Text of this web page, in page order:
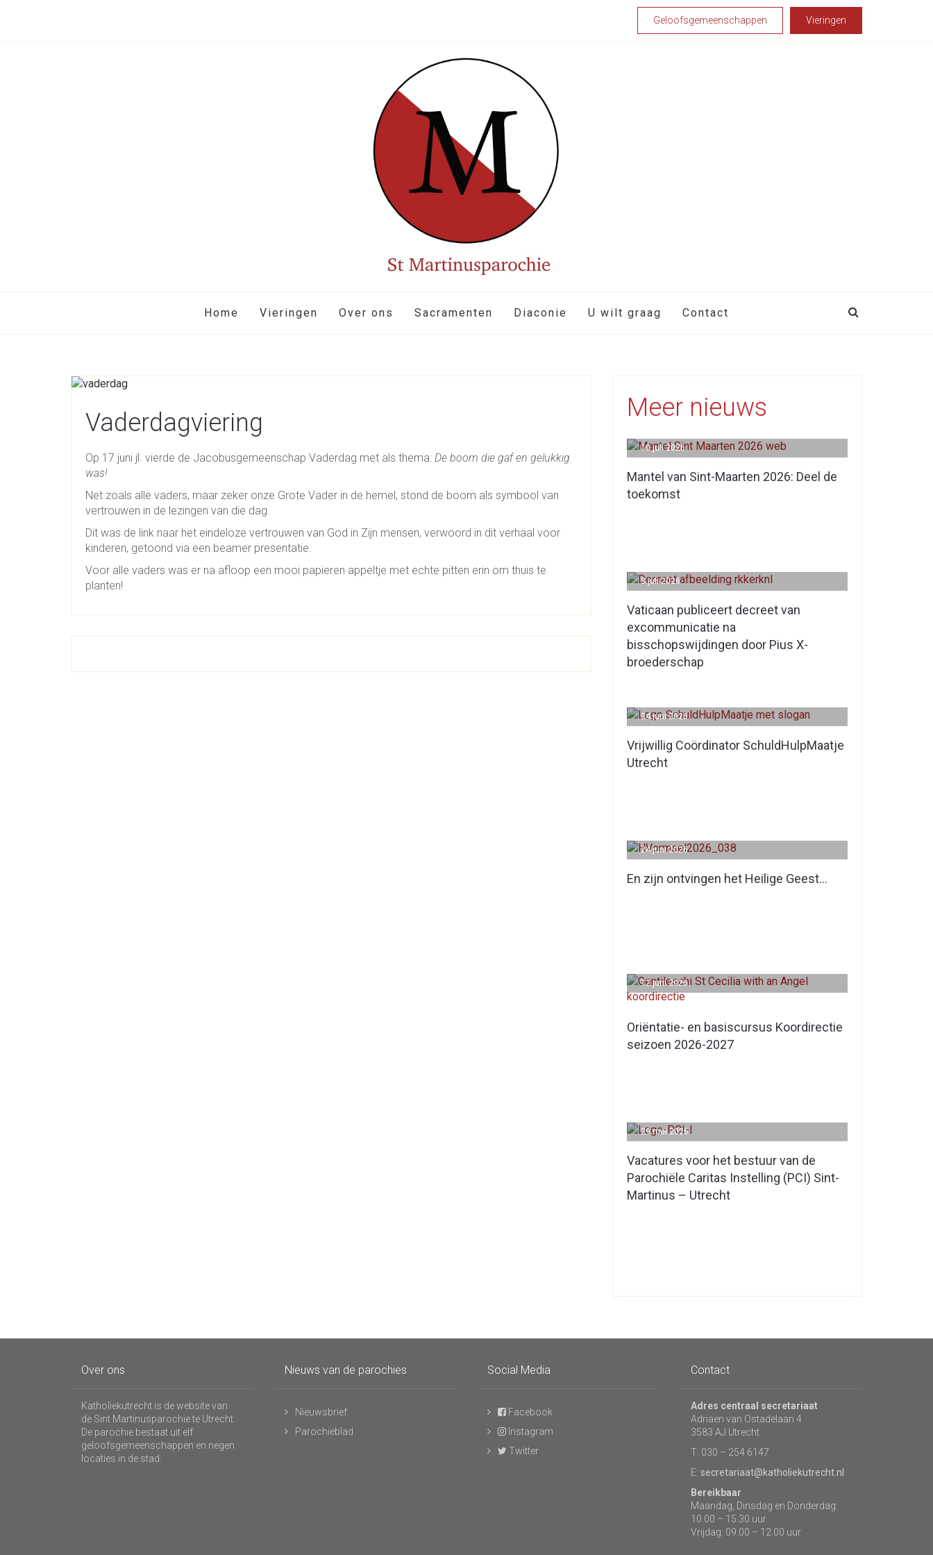
Geloofsgemeenschappen Vieringen
Home Vieringen Over ons Sacramenten Diaconie U wilt graag Contact
Vaderdagviering
Op 17 juni jl. vierde de Jacobusgemeenschap Vaderdag met als thema: De boom die gaf en gelukkig
was!
Net zoals alle vaders, maar zeker onze Grote Vader in de hemel, stond de boom als symbool van
vertrouwen in de lezingen van die dag.
Dit was de link naar het eindeloze vertrouwen van God in Zijn mensen, verwoord in dit verhaal voor
kinderen, getoond via een beamer presentatie.
Voor alle vaders was er na afloop een mooi papieren appeltje met echte pitten erin om thuis te
planten!
Meer nieuws
Mantel van Sint-Maarten 2026: Deel de
toekomst
10 juli 2026
Vaticaan publiceert decreet van
excommunicatie na
bisschopswijdingen door Pius X-
broederschap
3 juli 2026
Vrijwillig Coördinator SchuldHulpMaatje
Utrecht
24 juni 2026
En zijn ontvingen het Heilige Geest…
24 juni 2026
Oriëntatie- en basiscursus Koordirectie
seizoen 2026-2027
12 juni 2026
Vacatures voor het bestuur van de
Parochiële Caritas Instelling (PCI) Sint-
Martinus – Utrecht
29 mei 2026
Over ons
Katholiekutrecht is de website van
de Sint Martinusparochie te Utrecht.
De parochie bestaat uit elf
geloofsgemeenschappen en negen
locaties in de stad.
Nieuws van de parochies
Nieuwsbrief
Parochieblad
Social Media
Facebook
Instagram
Twitter
Contact
Adres centraal secretariaat
Adriaen van Ostadelaan 4
3583 AJ Utrecht
T: 030 – 254 6147
E: secretariaat@katholiekutrecht.nl
Bereikbaar
Maandag, Dinsdag en Donderdag:
10.00 – 15.30 uur
Vrijdag: 09.00 – 12.00 uur